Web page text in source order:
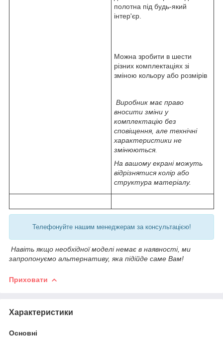
полотна під будь-який
інтер'єр.
Можна зробити в шести
різних комплектаціях зі
зміною кольору або розмірів
Виробник має право
вносити зміни у
комплектацію без
сповіщення, але технічні
характеристики не
змінюються.
На вашому екрані можуть
відрізнятися колір або
структура матеріалу.
Телефонуйте нашим менеджерам за консультацією!
Навіть якщо необхідної моделі немає в наявності, ми
запропонуємо альтернативу, яка підійде саме Вам!
Приховати
Характеристики
Основні